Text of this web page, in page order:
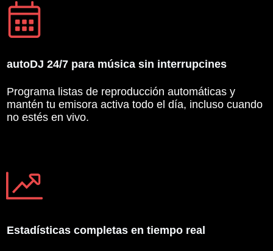
autoDJ 24/7 para música sin interrupcines
Programa listas de reproducción automáticas y
mantén tu emisora activa todo el día, incluso cuando
no estés en vivo.
Estadísticas completas en tiempo real